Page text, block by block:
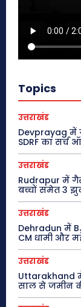
Topics
उत्तराखंड
Devprayag में
SDRF का सर्च
उत्तराखंड
Rudrapur में
बच्चों समेत 3
उत्तराखंड
Dehradun में
CM धामी और
उत्तराखंड
Uttarakhand
साल से जमीन